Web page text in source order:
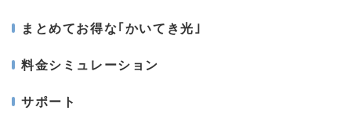
まとめてお得な｢かいてき光｣
料金シミュレーション
サポート